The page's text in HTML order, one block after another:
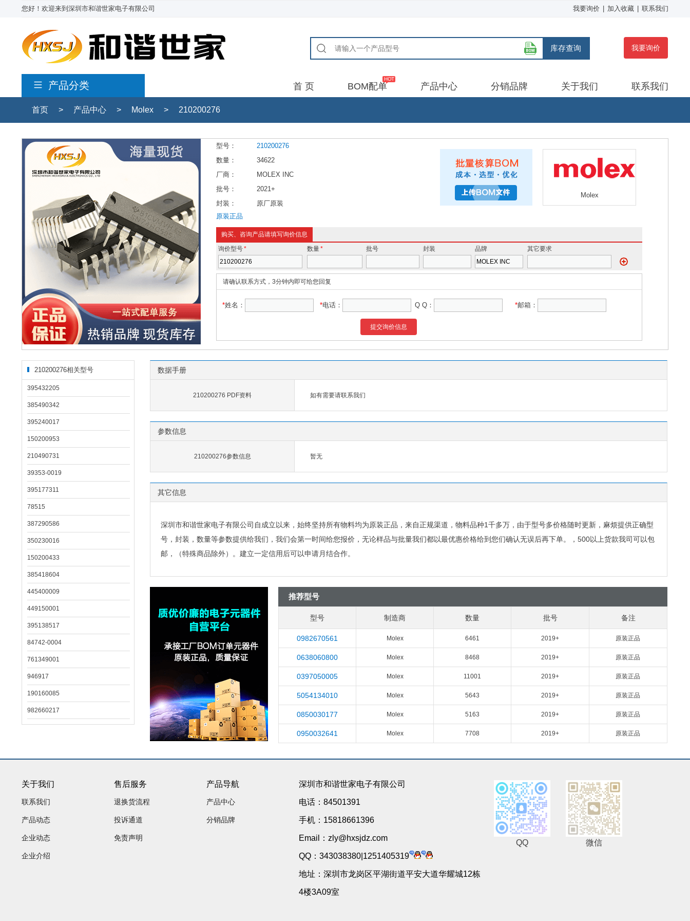
您好！欢迎来到深圳市和谐世家电子有限公司 我要询价 加入收藏 联系我们
库存查询 我要询价
产品分类 首 页 BOM配单 产品中心 分销品牌 关于我们 联系我们
首页 > 产品中心 > Molex > 210200276
型号：
210200276
数量：
34622
厂商：
MOLEX INC
批号：
2021+
封装：
原厂原装
原装正品
Molex
购买、咨询产品请填写询价信息
询价型号* 数量* 批号 封装 品牌 其它要求
请确认联系方式，3分钟内即可给您回复
*姓名： *电话： Q Q： *邮箱：
提交询价信息
210200276相关型号
395432205
385490342
395240017
150200953
210490731
39353-0019
395177311
78515
387290586
350230016
150200433
385418604
445400009
449150001
395138517
84742-0004
761349001
946917
190160085
982660217
数据手册
210200276 PDF资料 如有需要请联系我们
参数信息
210200276参数信息 暂无
其它信息
深圳市和谐世家电子有限公司自成立以来，始终坚持所有物料均为原装正品，来自正规渠道，物料品种1千多万，由于型号多价格随时更新，麻烦提供正确型
号，封装，数量等参数提供给我们，我们会第一时间给您报价，无论样品与批量我们都以最优惠价格给到您们确认无误后再下单。， 500以上货款我司可以包
邮，（特殊商品除外）。建立一定信用后可以申请月结合作。
推荐型号
型号 制造商 数量 批号 备注
0982670561 Molex 6461 2019+ 原装正品
0638060800 Molex 8468 2019+ 原装正品
0397050005 Molex 11001 2019+ 原装正品
5054134010 Molex 5643 2019+ 原装正品
0850030177 Molex 5163 2019+ 原装正品
0950032641 Molex 7708 2019+ 原装正品
关于我们
联系我们
产品动态
企业动态
企业介绍
售后服务
退换货流程
投诉通道
免责声明
产品导航
产品中心
分销品牌
深圳市和谐世家电子有限公司
电话：84501391
手机：15818661396
Email：zly@hxsjdz.com
QQ：343038380|1251405319
地址：深圳市龙岗区平湖街道平安大道华耀城12栋
4楼3A09室
QQ 微信